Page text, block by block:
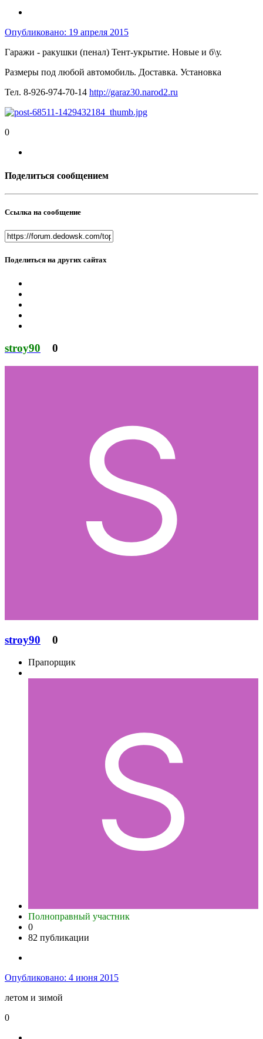
Опубликовано: 19 апреля 2015
Гаражи - ракушки (пенал) Тент-укрытие. Новые и б\у.
Размеры под любой автомобиль. Доставка. Установка
Тел. 8-926-974-70-14 http://garaz30.narod2.ru
0
Поделиться сообщением
Ссылка на сообщение
Поделиться на других сайтах
stroy90 0
stroy90 0
Прапорщик
Полноправный участник
0
82 публикации
Опубликовано: 4 июня 2015
летом и зимой
0